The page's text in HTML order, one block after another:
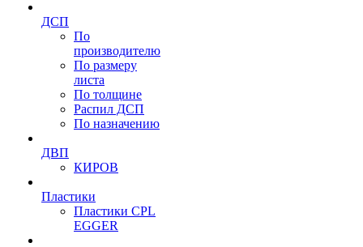
ДСП
По
производителю
По размеру
листа
По толщине
Распил ДСП
По назначению
ДВП
КИРОВ
Пластики
Пластики CPL
EGGER